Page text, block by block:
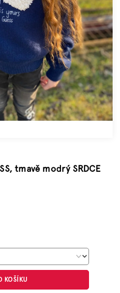
tmavě modrý SRDCE
KOŠÍKU